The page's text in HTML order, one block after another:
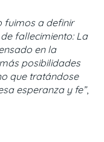
fuimos a definir
fallecimiento: La
en la
posibilidades
que tratándose
esperanza y fe”,